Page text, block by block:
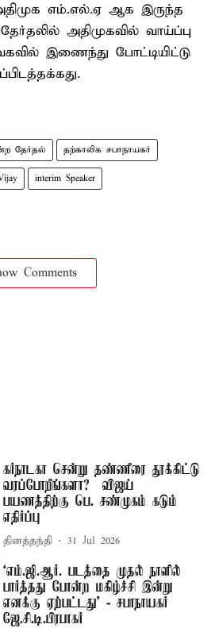
எம்.எல்.ஏ ஆக இருந்த
அதிமுகவில் வாய்ப்பு
இணைந்து போட்டியிட்டு
தேர்தல் தற்காலிக சபாநாயகர்
interim Speaker
Comments
கர்நாடகா சென்று தண்ணீரை தூக்கிட்டு
வரப்போறீங்களா? – விஜய்
பயணத்திற்கு பெ. சண்முகம் கடும்
எதிர்ப்பு
தினத்தந்தி 31 Jul 2026
‘எம்.ஜி.ஆர். படத்தை முதல் நாளில்
பார்த்தது போன்ற மகிழ்ச்சி இன்று
எனக்கு ஏற்பட்டது’ - சபாநாயகர்
ஜே.சி.டி.பிரபாகர்